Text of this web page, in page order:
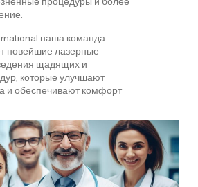
наша команда
новейшие лазерные
щадящих и
которые улучшают
и обеспечивают комфорт